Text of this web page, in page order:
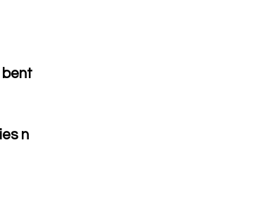
bent
n